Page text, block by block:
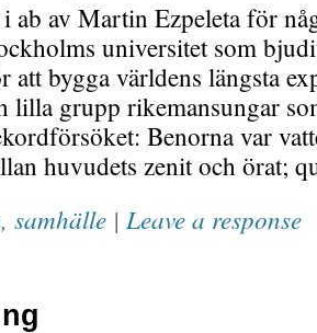
ab av Martin Ezpeleta för
universitet som
att bygga världens längsta
lilla grupp rikemansungar
Benorna var
huvudets zenit och örat;
, samhälle | Leave a response